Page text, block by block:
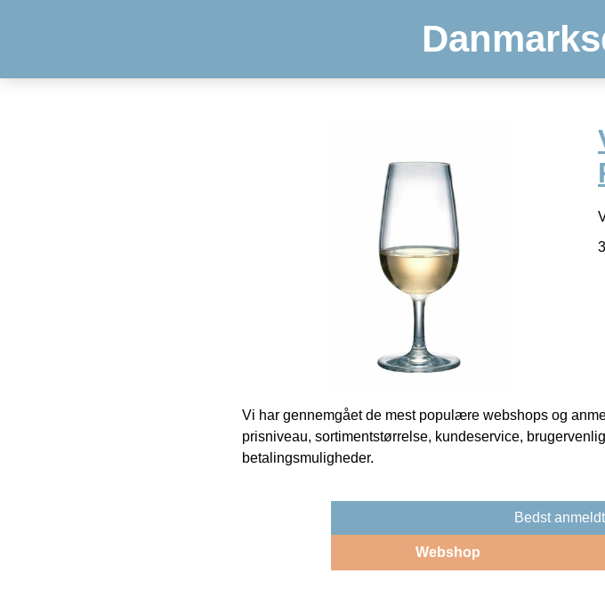
Vi har gennemgået de mest populære webshops og
prisniveau, sortimentstørrelse, kundeservice,
betalingsmuligheder.
Bedst
Webshop